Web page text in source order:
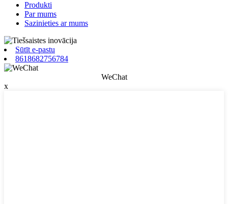
Produkti
Par mums
Sazinieties ar mums
Sūtīt e-pastu
8618682756784
WeChat
x